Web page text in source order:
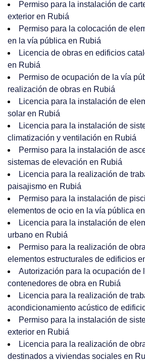
Permiso para la instalación de
exterior en Rubiá
Permiso para la colocación de
en la vía pública en Rubiá
Licencia de obras en edificios
en Rubiá
Permiso de ocupación de la vía
realización de obras en Rubiá
Licencia para la instalación de
solar en Rubiá
Licencia para la instalación de
climatización y ventilación en Rubiá
Permiso para la instalación de
sistemas de elevación en Rubiá
Licencia para la realización de
paisajismo en Rubiá
Permiso para la instalación de
elementos de ocio en la vía pública
Licencia para la instalación de
urbano en Rubiá
Permiso para la realización de
elementos estructurales de edificios
Autorización para la ocupación de
contenedores de obra en Rubiá
Licencia para la realización de
acondicionamiento acústico de
Permiso para la instalación de
exterior en Rubiá
Licencia para la realización de
destinados a viviendas sociales en